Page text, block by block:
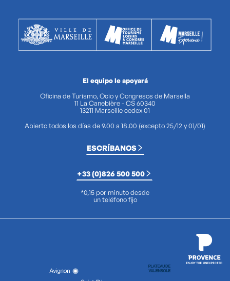
El equipo le apoyará
Oficina de Turismo, Ocio y Congresos de Marsella
11 La Canebière - CS 60340
13211 Marseille cedex 01
Abierto todos los días de 9.00 a 18.00 (excepto 25/12 y 01/01)
ESCRÍBANOS
+33 (0)826 500 500
*0,15 por minuto desde
un teléfono fijo